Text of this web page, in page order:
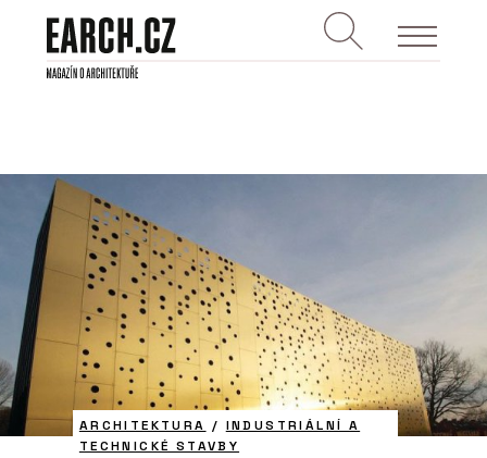
ARCHITEKTURA / INDUSTRIÁLNÍ A
TECHNICKÉ STAVBY